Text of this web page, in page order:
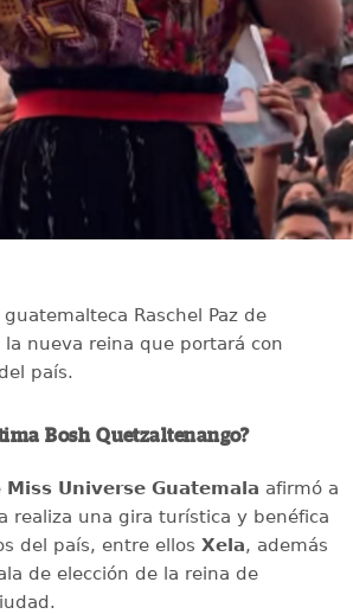
Raschel Paz de
nueva reina que portará con
país.
Bosh Quetzaltenango?
Miss Universe Guatemala afirmó a
realiza una gira turística y benéfica
del país, entre ellos Xela, además
de elección de la reina de